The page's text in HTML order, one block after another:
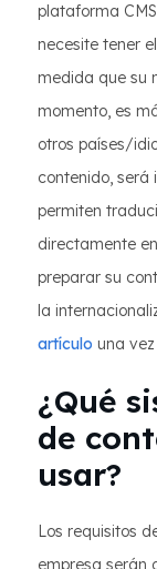
plataforma
necesite tener
medida que su
momento, es
otros países/
contenido, será
permiten
directamente
preparar su
la
artículo una
¿Qué
de
usar?
Los requisitos
empresa serán